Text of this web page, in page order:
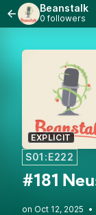
Beanstalk
0 followers
EXPLICIT
S01:E222
#181
•